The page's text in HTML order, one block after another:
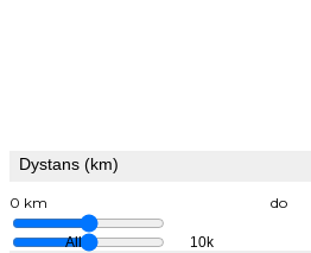
Dystans (km)
0 km do
All 10k